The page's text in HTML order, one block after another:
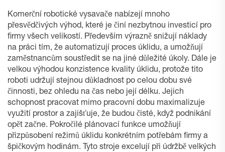
Komerční robotické vysavače nabízejí mnoho
přesvědčivých výhod, které je činí nezbytnou investicí pro
firmy všech velikostí. Především výrazně snižují náklady
na práci tím, že automatizují proces úklidu, a umožňují
zaměstnancům soustředit se na jiné důležité úkoly. Dále je
velkou výhodou konzistence kvality úklidu, protože tito
roboti udržují stejnou důkladnost po celou dobu své
činnosti, bez ohledu na čas nebo její délku. Jejich
schopnost pracovat mimo pracovní dobu maximalizuje
využití prostor a zajišťuje, že budou čisté, když podnikání
opět začne. Pokročilé plánovací funkce umožňují
přizpůsobení režimů úklidu konkrétním potřebám firmy a
špičkovým hodinám. Tyto stroje excelují při údržbě velkých